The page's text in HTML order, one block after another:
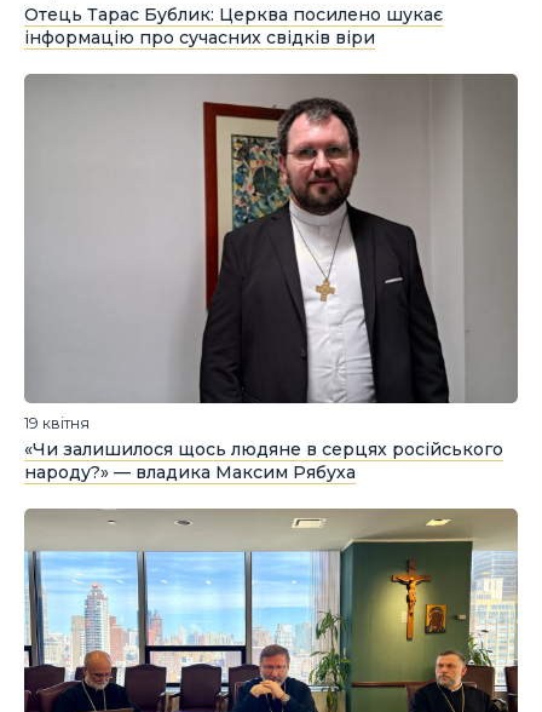
Отець Тарас Бублик: Церква посилено шукає
інформацію про сучасних свідків віри
19 квітня
«Чи залишилося щось людяне в серцях російського
народу?» — владика Максим Рябуха